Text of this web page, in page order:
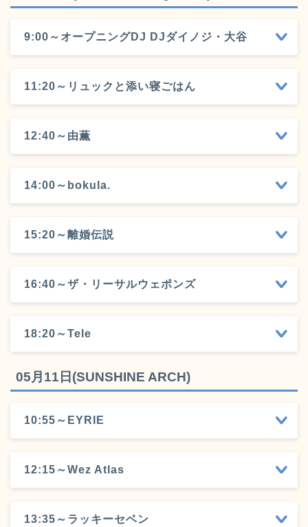
9:00～オープニングDJ DJダイノジ・大谷
11:20～リュックと添い寝ごはん
12:40～由薫
14:00～bokula.
15:20～離婚伝説
16:40～ザ・リーサルウェポンズ
18:20～Tele
05月11日(SUNSHINE ARCH)
10:55～EYRIE
12:15～Wez Atlas
13:35～ラッキーセベン